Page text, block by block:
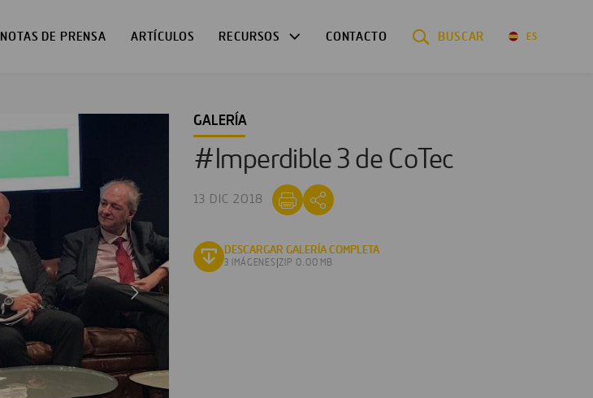
NOTAS DE PRENSA ARTÍCULOS RECURSOS CONTACTO BUSCAR ES
GALERÍA
#Imperdible 3 de CoTec
13 DIC 2018
DESCARGAR GALERÍA COMPLETA
3 IMÁGENES |ZIP 0.00 MB